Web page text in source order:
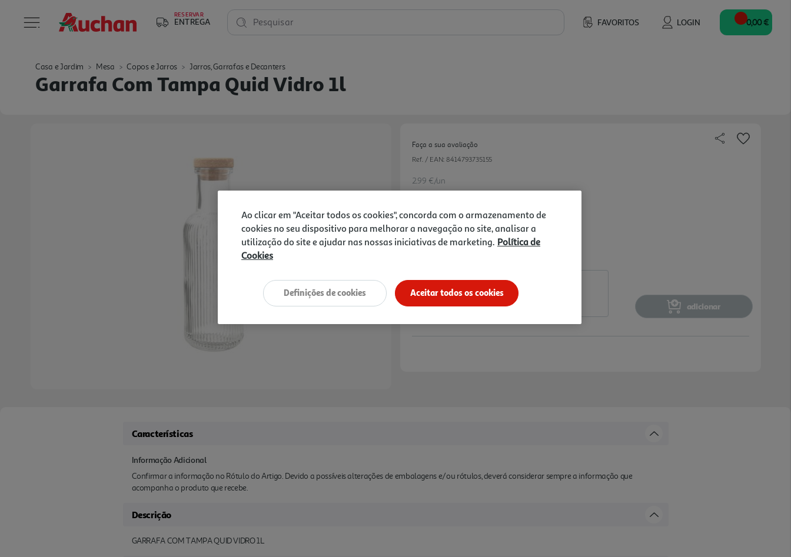
RESERVAR
ENTREGA FAVORITOS LOGIN
Pesquisar 0,00 €
Casa e Jardim Mesa Copos e Jarros Jarros, Garrafas e Decanters
Garrafa Com Tampa Quid Vidro 1l
Faça a sua avaliação
Ref. / EAN: 8414793735155
2.99 €/un
2,99 €
adicionar
Características
Informação Adicional
Confirmar a informação no Rótulo do Artigo. Devido a possíveis alterações de embalagens e/ou rótulos, deverá considerar sempre a informação que
acompanha o produto que recebe.
Descrição
GARRAFA COM TAMPA QUID VIDRO 1L
Ao clicar em "Aceitar todos os cookies", concorda com o armazenamento de
cookies no seu dispositivo para melhorar a navegação no site, analisar a
utilização do site e ajudar nas nossas iniciativas de marketing. Política de
Cookies
Aceitar todos os cookies
Definições de cookies